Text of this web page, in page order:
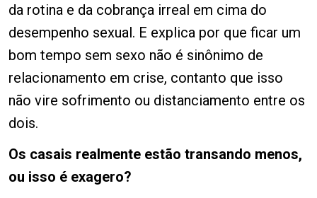
da rotina e da cobrança irreal em cima do
desempenho sexual. E explica por que ficar um
bom tempo sem sexo não é sinônimo de
relacionamento em crise, contanto que isso
não vire sofrimento ou distanciamento entre os
dois.
Os casais realmente estão transando menos,
ou isso é exagero?